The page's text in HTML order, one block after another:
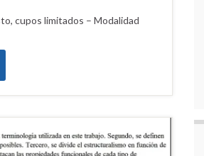
cupos limitados – Modalidad